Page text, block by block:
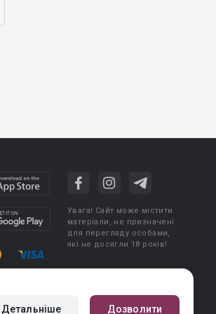
Детальніше Дозволити
Увага! Сайт може містити
матеріали, не призначені
для перегляду особами,
які не досягли 18 років!
Політика конфіденційності